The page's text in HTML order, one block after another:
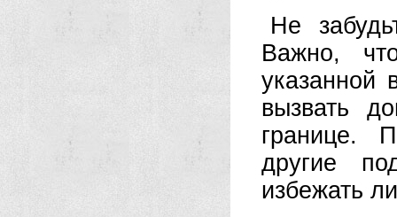
Не
Важно,
указанной
вызвать
границе.
другие
избежать